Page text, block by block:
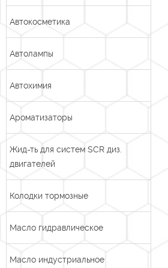
Автокосметика
Автолампы
Автохимия
Ароматизаторы
Жид-ть для систем SCR диз.
двигателей
Колодки тормозные
Масло гидравлическое
Масло индустриальное